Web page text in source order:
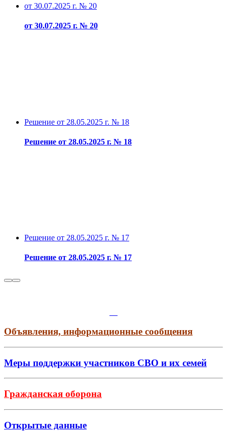
от 30.07.2025 г. № 20
от 30.07.2025 г. № 20
Решение от 28.05.2025 г. № 18
Решение от 28.05.2025 г. № 18
Решение от 28.05.2025 г. № 17
Решение от 28.05.2025 г. № 17
Объявления, информационные сообщения
Меры поддержки участников СВО и их семей
Гражданская оборона
Открытые данные